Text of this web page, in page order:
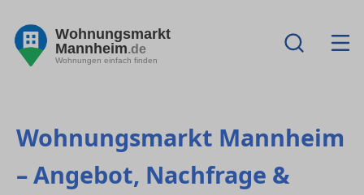
Wohnungsmarkt
Mannheim.de
Wohnungen einfach finden
Wohnungsmarkt Mannheim
– Angebot, Nachfrage &